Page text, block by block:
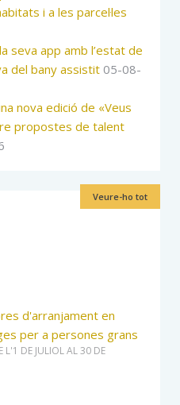
i a les parcel·les
seva app amb l’estat de
del bany assistit 05-08-
nova edició de «Veus
propostes de talent
Veure-ho tot
d'arranjament en
per a persones grans
L'1 DE JULIOL AL 30 DE